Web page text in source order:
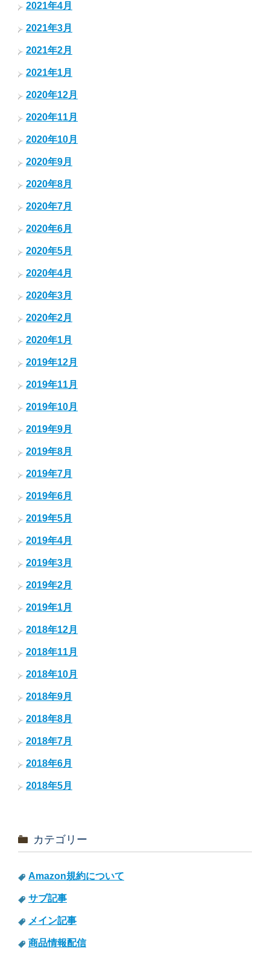
2021年4月
2021年3月
2021年2月
2021年1月
2020年12月
2020年11月
2020年10月
2020年9月
2020年8月
2020年7月
2020年6月
2020年5月
2020年4月
2020年3月
2020年2月
2020年1月
2019年12月
2019年11月
2019年10月
2019年9月
2019年8月
2019年7月
2019年6月
2019年5月
2019年4月
2019年3月
2019年2月
2019年1月
2018年12月
2018年11月
2018年10月
2018年9月
2018年8月
2018年7月
2018年6月
2018年5月
カテゴリー
Amazon規約について
サブ記事
メイン記事
商品情報配信